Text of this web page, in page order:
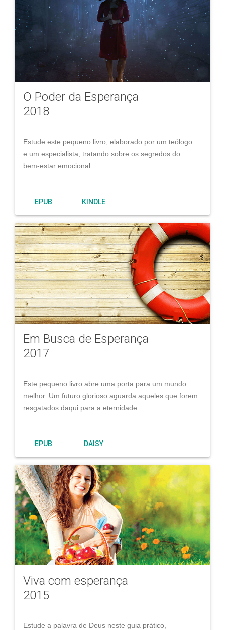
O Poder da Esperança
2018
Estude este pequeno livro, elaborado por um teólogo
e um especialista, tratando sobre os segredos do
bem-estar emocional.
EPUB KINDLE
Em Busca de Esperança
2017
Este pequeno livro abre uma porta para um mundo
melhor. Um futuro glorioso aguarda aqueles que forem
resgatados daqui para a eternidade.
EPUB DAISY
Viva com esperança
2015
Estude a palavra de Deus neste guia prático,